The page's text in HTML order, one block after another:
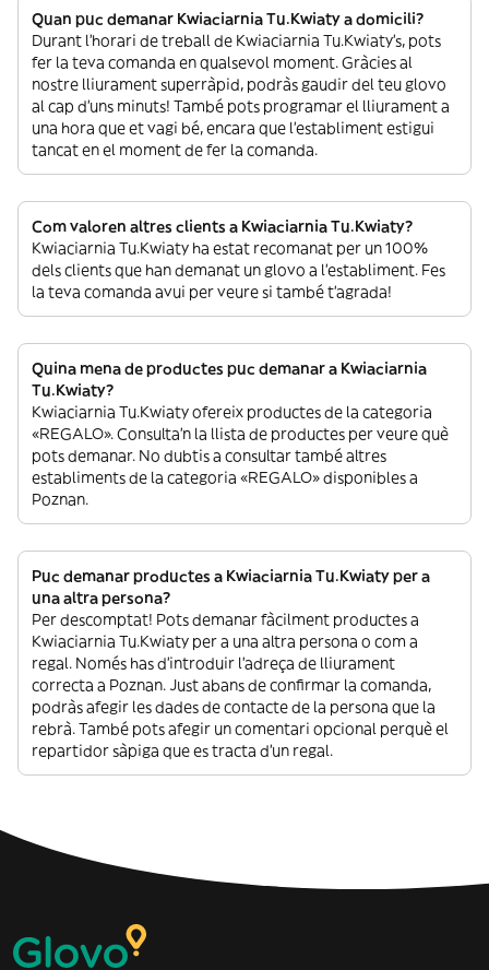
Quan puc demanar Kwiaciarnia Tu.Kwiaty a domicili?
Durant l’horari de treball de Kwiaciarnia Tu.Kwiaty’s, pots
fer la teva comanda en qualsevol moment. Gràcies al
nostre lliurament superràpid, podràs gaudir del teu glovo
al cap d’uns minuts! També pots programar el lliurament a
una hora que et vagi bé, encara que l’establiment estigui
tancat en el moment de fer la comanda.
Com valoren altres clients a Kwiaciarnia Tu.Kwiaty?
Kwiaciarnia Tu.Kwiaty ha estat recomanat per un 100%
dels clients que han demanat un glovo a l’establiment. Fes
la teva comanda avui per veure si també t’agrada!
Quina mena de productes puc demanar a Kwiaciarnia
Tu.Kwiaty?
Kwiaciarnia Tu.Kwiaty ofereix productes de la categoria
«REGALO». Consulta’n la llista de productes per veure què
pots demanar. No dubtis a consultar també altres
establiments de la categoria «REGALO» disponibles a
Poznan.
Puc demanar productes a Kwiaciarnia Tu.Kwiaty per a
una altra persona?
Per descomptat! Pots demanar fàcilment productes a
Kwiaciarnia Tu.Kwiaty per a una altra persona o com a
regal. Només has d’introduir l’adreça de lliurament
correcta a Poznan. Just abans de confirmar la comanda,
podràs afegir les dades de contacte de la persona que la
rebrà. També pots afegir un comentari opcional perquè el
repartidor sàpiga que es tracta d’un regal.